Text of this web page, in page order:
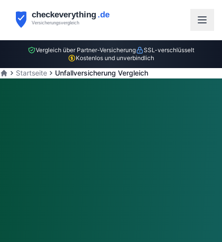
Vergleich über Partner-Versicherung
SSL-verschlüsselt
Kostenlos und unverbindlich
Startseite Unfallversicherung Vergleich